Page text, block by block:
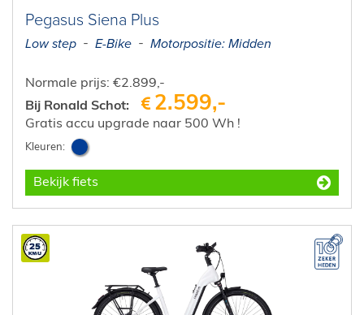
Pegasus Siena Plus
Low step E-Bike Motorpositie: Midden
Normale prijs: €2.899,-
Bij Ronald Schot:
2.599,-
Gratis accu upgrade naar 500 Wh !
Bekijk fiets